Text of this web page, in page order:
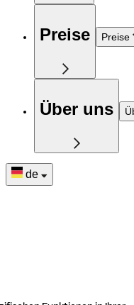
Preise Preise
Über uns
de